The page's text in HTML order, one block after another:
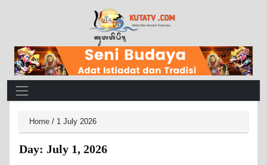
Main Navigation
Home / 1 July 2026
Day: July 1, 2026